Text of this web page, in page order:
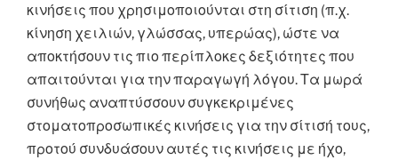
κινήσεις που χρησιμοποιούνται στη σίτιση (π.χ.
κίνηση χειλιών, γλώσσας, υπερώας), ώστε να
αποκτήσουν τις πιο περίπλοκες δεξιότητες που
απαιτούνται για την παραγωγή λόγου. Τα μωρά
συνήθως αναπτύσσουν συγκεκριμένες
στοματοπροσωπικές κινήσεις για την σίτισή τους,
προτού συνδυάσουν αυτές τις κινήσεις με ήχο,